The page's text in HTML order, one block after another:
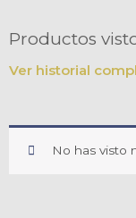
Productos
Ver historial
No has visto